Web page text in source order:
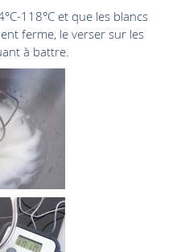
118°C et que les blancs
ferme, le verser sur les
à battre.